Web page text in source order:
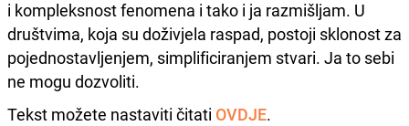
i kompleksnost fenomena i tako i ja razmišljam. U
društvima, koja su doživjela raspad, postoji sklonost za
pojednostavljenjem, simplificiranjem stvari. Ja to sebi
ne mogu dozvoliti.
Tekst možete nastaviti čitati OVDJE.